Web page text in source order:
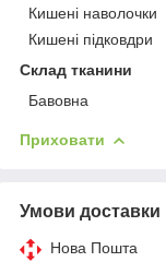
Кишені наволочки
Кишені підковдри
Склад тканини
Бавовна
Приховати
Умови доставки
Нова Пошта